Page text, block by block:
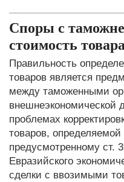
Споры с
стоимость
Правильность
товаров является
между таможенными
внешнеэкономической
проблемах
товаров,
предусмотренному ст.
Евразийского
сделки с ввозимыми